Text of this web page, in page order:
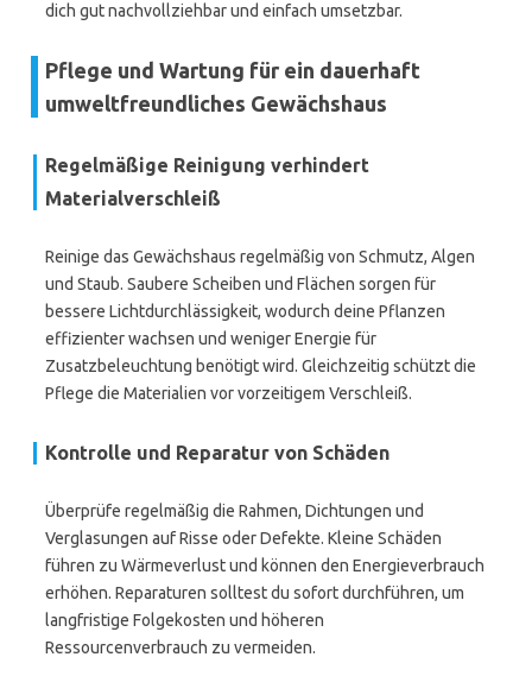
dich gut nachvollziehbar und einfach umsetzbar.
Pflege und Wartung für ein dauerhaft
umweltfreundliches Gewächshaus
Regelmäßige Reinigung verhindert
Materialverschleiß
Reinige das Gewächshaus regelmäßig von Schmutz, Algen
und Staub. Saubere Scheiben und Flächen sorgen für
bessere Lichtdurchlässigkeit, wodurch deine Pflanzen
effizienter wachsen und weniger Energie für
Zusatzbeleuchtung benötigt wird. Gleichzeitig schützt die
Pflege die Materialien vor vorzeitigem Verschleiß.
Kontrolle und Reparatur von Schäden
Überprüfe regelmäßig die Rahmen, Dichtungen und
Verglasungen auf Risse oder Defekte. Kleine Schäden
führen zu Wärmeverlust und können den Energieverbrauch
erhöhen. Reparaturen solltest du sofort durchführen, um
langfristige Folgekosten und höheren
Ressourcenverbrauch zu vermeiden.